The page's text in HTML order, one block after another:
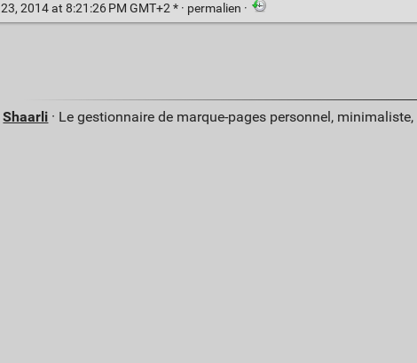
2014 at 8:21:26 PM GMT+2 * · permalien ·
Shaarli · Le gestionnaire de marque-pages personnel,